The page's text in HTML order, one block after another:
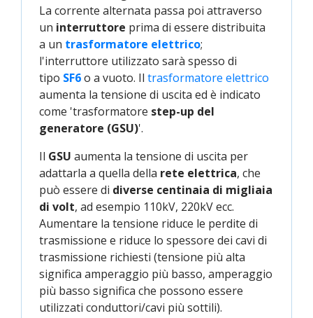
La corrente alternata passa poi attraverso
un interruttore prima di essere distribuita
a un trasformatore elettrico;
l'interruttore utilizzato sarà spesso di
tipo SF6o a vuoto. Il trasformatore elettrico
aumenta la tensione di uscita ed è indicato
come 'trasformatore step-up del
generatore (GSU)'.
Il GSU aumenta la tensione di uscita per
adattarla a quella della rete elettrica, che
può essere di diverse centinaia di migliaia
di volt, ad esempio 110kV, 220kV ecc.
Aumentare la tensione riduce le perdite di
trasmissione e riduce lo spessore dei cavi di
trasmissione richiesti (tensione più alta
significa amperaggio più basso, amperaggio
più basso significa che possono essere
utilizzati conduttori/cavi più sottili).